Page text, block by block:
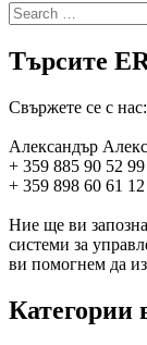
Search
for:
Търсите
Свържете се с нас:
Александър
+ 359 885 90 52 99
+ 359 898 60 61 12
Ние ще ви
системи за
ви помогнем да
Категории